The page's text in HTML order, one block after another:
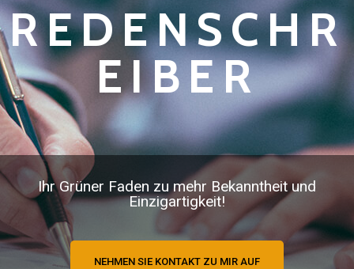
REDENSCHR
EIBER
Ihr Grüner Faden zu mehr Bekanntheit und
Einzigartigkeit!
NEHMEN SIE KONTAKT ZU MIR AUF